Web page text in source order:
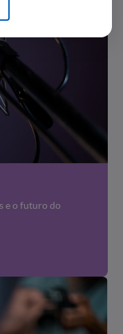
e o futuro do